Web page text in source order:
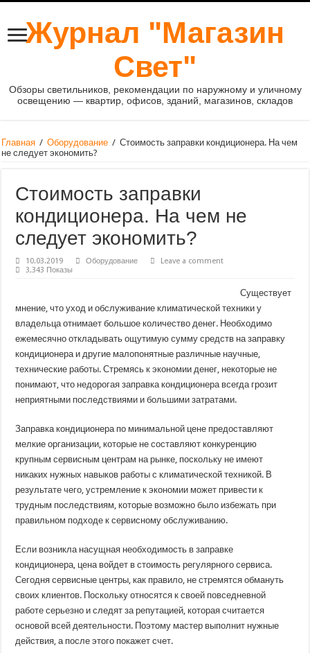
Журнал "Магазин
Свет"
Обзоры светильников, рекомендации по наружному и уличному
освещению — квартир, офисов, зданий, магазинов, складов
Главная / Оборудование / Стоимость заправки кондиционера. На чем
не следует экономить?
Стоимость заправки
кондиционера. На чем не
следует экономить?
10.03.2019 Оборудование
Leave a comment
3,343 Показы
Существует
мнение, что уход и обслуживание климатической техники у
владельца отнимает большое количество денег. Необходимо
ежемесячно откладывать ощутимую сумму средств на заправку
кондиционера и другие малопонятные различные научные,
технические работы. Стремясь к экономии денег, некоторые не
понимают, что недорогая заправка кондиционера всегда грозит
неприятными последствиями и большими затратами.
Заправка кондиционера по минимальной цене предоставляют
мелкие организации, которые не составляют конкуренцию
крупным сервисным центрам на рынке, поскольку не имеют
никаких нужных навыков работы с климатической техникой. В
результате чего, устремление к экономии может привести к
трудным последствиям, которые возможно было избежать при
правильном подходе к сервисному обслуживанию.
Если возникла насущная необходимость в заправке
кондиционера, цена войдет в стоимость регулярного сервиса.
Сегодня сервисные центры, как правило, не стремятся обмануть
своих клиентов. Поскольку относятся к своей повседневной
работе серьезно и следят за репутацией, которая считается
основой всей деятельности. Поэтому мастер выполнит нужные
действия, а после этого покажет счет.